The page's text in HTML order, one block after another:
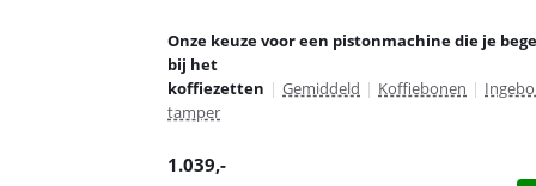
Onze keuze voor een pistonmachine die je
bij het
koffiezetten | Gemiddeld | Koffiebonen |
tamper
1.039,-